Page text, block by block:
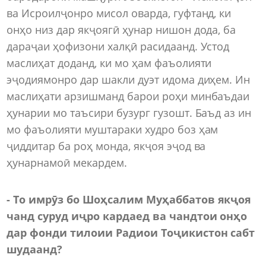
ва Исроилҷонро мисол оварда, гуфтанд, ки
онҳо низ дар якҷоягӣ ҳунар нишон дода, ба
дараҷаи ҳофизони халқӣ расидаанд. Устод
маслиҳат доданд, ки мо ҳам фаъолияти
эҷодиямонро дар шакли дуэт идома диҳем. Ин
маслиҳати арзишманд барои роҳи минбаъдаи
ҳунарии мо таъсири бузург гузошт. Баъд аз ин
мо фаъолияти муштараки худро боз ҳам
ҷиддитар ба роҳ монда, якҷоя эҷод ва
ҳунарнамоӣ мекардем.
- То имрӯз бо Шоҳсалим Муҳаббатов якҷоя
чанд суруд иҷро кардаед ва чандтои онҳо
дар фонди тилоии Радиои Тоҷикистон сабт
шудаанд?